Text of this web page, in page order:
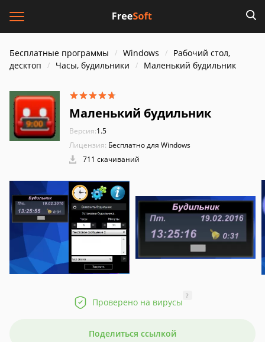
Бесплатные программы Windows
Рабочий стол,
десктоп
Часы, будильники Маленький будильник
Маленький будильник
Версия:1.5
Лицензия: Бесплатно для Windows
711 скачиваний
Проверено на вирусы
?
Поделиться ссылкой